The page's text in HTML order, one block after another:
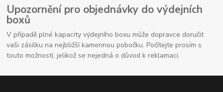
Upozornění pro objednávky do výdejních
boxů
V případě plné kapacity výdejního boxu může dopravce doručit
vaši zásilku na nejbližší kamennou pobočku. Počítejte prosím s
touto možností, jelikož se nejedná o důvod k reklamaci.